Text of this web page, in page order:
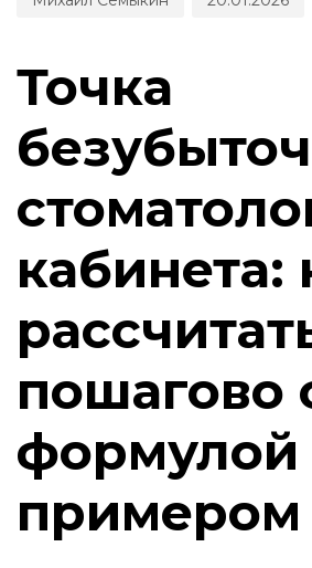
Точка
кабинета:
пошагово
формулой
примером